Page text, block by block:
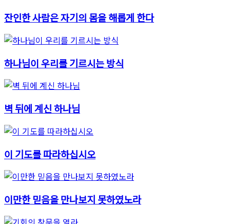
잔인한 사람은 자기의 몸을 해롭게 한다
하나님이 우리를 기르시는 방식
벽 뒤에 계신 하나님
이 기도를 따라하십시오
이만한 믿음을 만나보지 못하였노라